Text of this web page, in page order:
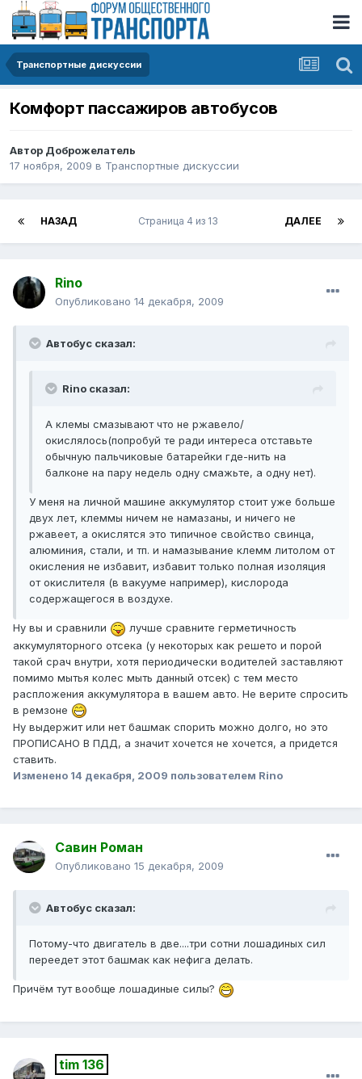
Транспортные дискуссии
Комфорт пассажиров автобусов
Автор Доброжелатель
17 ноября, 2009 в Транспортные дискуссии
НАЗАД ДАЛЕЕ
Страница 4 из 13
Rino
Опубликовано 14 декабря, 2009
Автобус сказал:
Rino сказал:
А клемы смазывают что не ржавело/
окислялось(попробуй те ради интереса отставьте
обычную пальчиковые батарейки где-нить на
балконе на пару недель одну смажьте, а одну нет).
У меня на личной машине аккумулятор стоит уже больше
двух лет, клеммы ничем не намазаны, и ничего не
ржавеет, а окислятся это типичное свойство свинца,
алюминия, стали, и тп. и намазывание клемм литолом от
окисления не избавит, избавит только полная изоляция
от окислителя (в вакууме например), кислорода
содержащегося в воздухе.
Ну вы и сравнили
лучше сравните герметичность
аккумуляторного отсека (у некоторых как решето и порой
такой срач внутри, хотя периодически водителей заставляют
помимо мытья колес мыть данный отсек) с тем место
распложения аккумулятора в вашем авто. Не верите спросить
в ремзоне
Ну выдержит или нет башмак спорить можно долго, но это
ПРОПИСАНО В ПДД, а значит хочется не хочется, а придется
ставить.
Изменено 14 декабря, 2009 пользователем Rino
Савин Роман
Опубликовано 15 декабря, 2009
Автобус сказал:
Потому-что двигатель в две....три сотни лошадиных сил
переедет этот башмак как нефига делать.
Причём тут вообще лошадиные силы?
tim 136